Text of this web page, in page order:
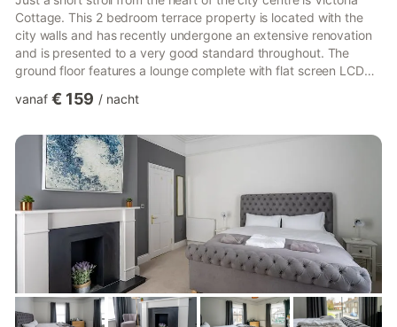
Cottage. This 2 bedroom terrace property is located with the
city walls and has recently undergone an extensive renovation
and is presented to a very good standard throughout. The
ground floor features a lounge complete with flat screen LCD
that can seat 4 for dinner. The kitchen is equipped with a
washer/dryer that can be found in the external garage. The
house bathroom is on the ground floor at the rear...
vanaf € 159 / nacht